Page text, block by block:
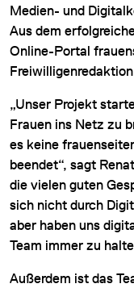
Medien- und
Aus dem
Online-Portal
„Unser Projekt
Frauen ins Netz zu
es keine
beendet“, sagt
die vielen guten
sich nicht durch
aber haben uns
Team immer zu
Außerdem ist das